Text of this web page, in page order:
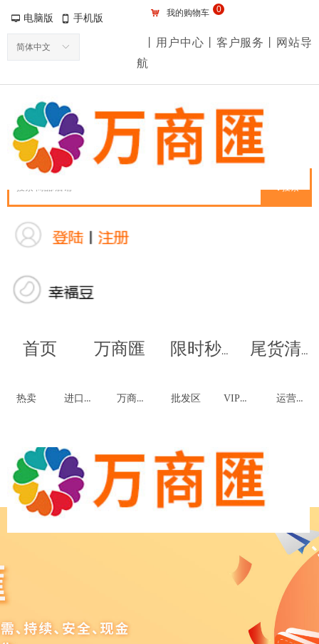
搜索
首页 万商匯 限时秒杀 尾货清仓
热卖 进口商品 万商优品 批发区 VIP福利 运营联创
丨用户中心丨客户服务丨网站导
航
낙 我的购物车 0
ꀅ
简体中文
넡 电脑版 넓 手机版
我是段落。点击这儿添加你的文字并编辑它，非常容易。-双
我是段落。点击这儿添加你的文字并编辑它，非常容易。-双